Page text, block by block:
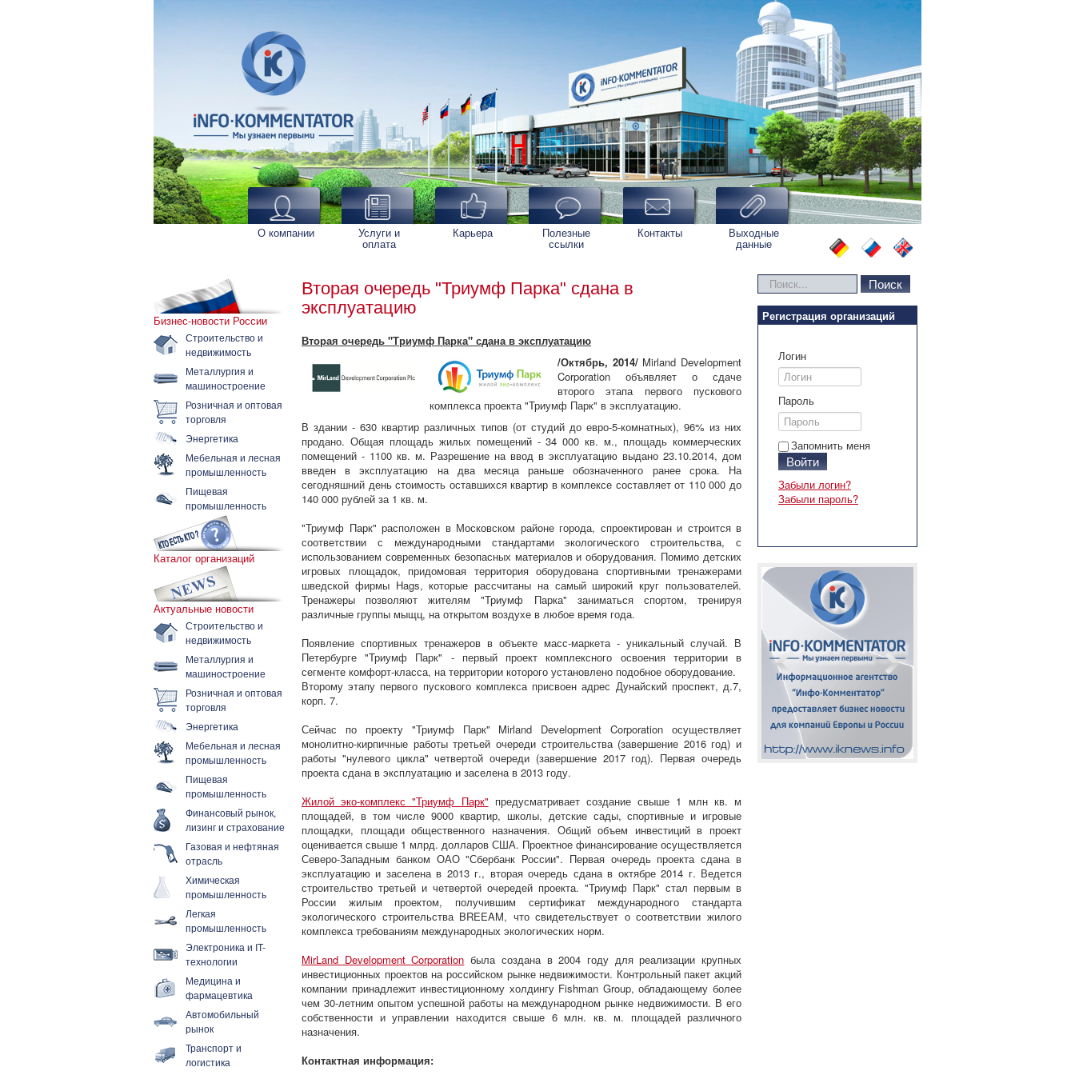
О компании Услуги и
оплата
Карьера Полезные
ссылки
Контакты Выходные
данные
Бизнес-новости России
Строительство и
недвижимость
Металлургия и
машиностроение
Розничная и оптовая
торговля
Энергетика
Мебельная и лесная
промышленность
Пищевая
промышленность
Каталог организаций
Актуальные новости
Строительство и
недвижимость
Металлургия и
машиностроение
Розничная и оптовая
торговля
Энергетика
Мебельная и лесная
промышленность
Пищевая
промышленность
Финансовый рынок,
лизинг и страхование
Газовая и нефтяная
отрасль
Химическая
промышленность
Легкая
промышленность
Электроника и IT-
технологии
Медицина и
фармацевтика
Автомобильный
рынок
Транспорт и
логистика
Вторая очередь "Триумф Парка" сдана в
эксплуатацию
Вторая очередь "Триумф Парка" сдана в эксплуатацию
/Октябрь, 2014/Mirland Development
Corporation объявляет о сдаче
второго этапа первого пускового
комплекса проекта "Триумф Парк" в эксплуатацию.
В здании - 630 квартир различных типов (от студий до евро-5-комнатных), 96% из них
продано. Общая площадь жилых помещений - 34 000 кв. м., площадь коммерческих
помещений - 1100 кв. м. Разрешение на ввод в эксплуатацию выдано 23.10.2014, дом
введен в эксплуатацию на два месяца раньше обозначенного ранее срока. На
сегодняшний день стоимость оставшихся квартир в комплексе составляет от 110 000 до
140 000 рублей за 1 кв. м.
"Триумф Парк" расположен в Московском районе города, спроектирован и строится в
соответствии с международными стандартами экологического строительства, с
использованием современных безопасных материалов и оборудования. Помимо детских
игровых площадок, придомовая территория оборудована спортивными тренажерами
шведской фирмы Hags, которые рассчитаны на самый широкий круг пользователей.
Тренажеры позволяют жителям "Триумф Парка" заниматься спортом, тренируя
различные группы мыщц, на открытом воздухе в любое время года.
Появление спортивных тренажеров в объекте масс-маркета - уникальный случай. В
Петербурге "Триумф Парк" - первый проект комплексного освоения территории в
сегменте комфорт-класса, на территории которого установлено подобное оборудование.
Второму этапу первого пускового комплекса присвоен адрес Дунайский проспект, д.7,
корп. 7.
Сейчас по проекту "Триумф Парк" Mirland Development Corporation осуществляет
монолитно-кирпичные работы третьей очереди строительства (завершение 2016 год) и
работы "нулевого цикла" четвертой очереди (завершение 2017 год). Первая очередь
проекта сдана в эксплуатацию и заселена в 2013 году.
Жилой эко-комплекс "Триумф Парк" предусматривает создание свыше 1 млн кв. м
площадей, в том числе 9000 квартир, школы, детские сады, спортивные и игровые
площадки, площади общественного назначения. Общий объем инвестиций в проект
оценивается свыше 1 млрд. долларов США. Проектное финансирование осуществляется
Северо-Западным банком ОАО "Сбербанк России". Первая очередь проекта сдана в
эксплуатацию и заселена в 2013 г., вторая очередь сдана в октябре 2014 г. Ведется
строительство третьей и четвертой очередей проекта. "Триумф Парк" стал первым в
России жилым проектом, получившим сертификат международного стандарта
экологического строительства BREEAM, что свидетельствует о соответствии жилого
комплекса требованиям международных экологических норм.
MirLand Development Corporation была создана в 2004 году для реализации крупных
инвестиционных проектов на российском рынке недвижимости. Контрольный пакет акций
компании принадлежит инвестиционному холдингу Fishman Group, обладающему более
чем 30-летним опытом успешной работы на международном рынке недвижимости. В его
собственности и управлении находится свыше 6 млн. кв. м. площадей различного
назначения.
Контактная информация:
Искать... Поиск
Регистрация организаций
Логин
Пароль
Запомнить меня
Войти
Забыли логин?
Забыли пароль?